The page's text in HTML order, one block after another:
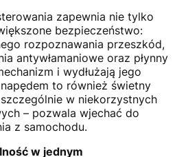
zapewnia nie tylko
bezpieczeństwo:
rozpoznawania przeszkód,
antywłamaniowe oraz płynny
i wydłużają jego
to również świetny
w niekorzystnych
– pozwala wjechać do
z samochodu.
w jednym